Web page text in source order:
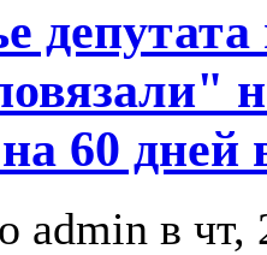
депутата
60
admin в